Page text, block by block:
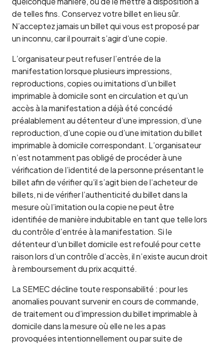
de telles fins. Conservez votre billet en lieu sûr.
N’acceptez jamais un billet qui vous est proposé par
un inconnu, car il pourrait s’agir d’une copie.
L’organisateur peut refuser l’entrée de la
manifestation lorsque plusieurs impressions,
reproductions, copies ou imitations d’un billet
imprimable à domicile sont en circulation et qu’un
accès à la manifestation a déjà été concédé
préalablement au détenteur d’une impression, d’une
reproduction, d’une copie ou d’une imitation du billet
imprimable à domicile correspondant. L’organisateur
n’est notamment pas obligé de procéder à une
vérification de l’identité de la personne présentant le
billet afin de vérifier qu’il s’agit bien de l’acheteur de
billets, ni de vérifier l’authenticité du billet dans la
mesure où l’imitation ou la copie ne peut être
identifiée de manière indubitable en tant que telle lors
du contrôle d’entrée à la manifestation. Si le
détenteur d’un billet domicile est refoulé pour cette
raison lors d’un contrôle d’accès, il n’existe aucun droit
à remboursement du prix acquitté.
La SEMEC décline toute responsabilité : pour les
anomalies pouvant survenir en cours de commande,
de traitement ou d’impression du billet imprimable à
domicile dans la mesure où elle ne les a pas
provoquées intentionnellement ou par suite de